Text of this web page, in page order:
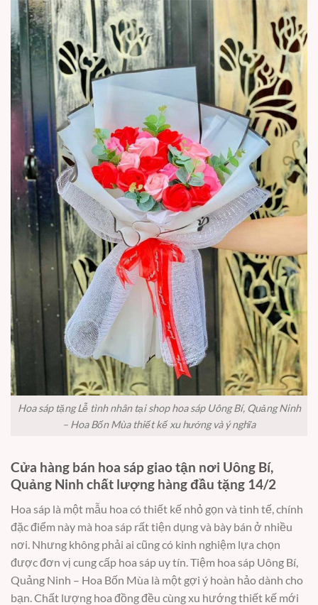
Hoa sáp tặng Lễ tình nhân tại shop hoa sáp Uông Bí, Quảng Ninh
– Hoa Bốn Mùa thiết kế xu hướng và ý nghĩa
Cửa hàng bán hoa sáp giao tận nơi Uông Bí,
Quảng Ninh chất lượng hàng đầu tặng 14/2
Hoa sáp là một mẫu hoa có thiết kế nhỏ gọn và tinh tế, chính
đặc điểm này mà hoa sáp rất tiện dụng và bày bán ở nhiều
nơi. Nhưng không phải ai cũng có kinh nghiệm lựa chọn
được đơn vị cung cấp hoa sáp uy tín. Tiệm hoa sáp Uông Bí,
Quảng Ninh – Hoa Bốn Mùa là một gợi ý hoàn hảo dành cho
bạn. Chất lượng hoa đồng đều cùng xu hướng thiết kế mới